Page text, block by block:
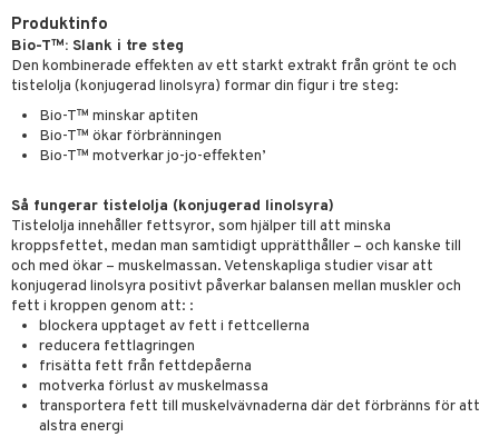
Produktinfo
Bio-T™: Slank i tre steg
Den kombinerade effekten av ett starkt extrakt från grönt te och
tistelolja (konjugerad linolsyra) formar din figur i tre steg:
Bio-T™ minskar aptiten
Bio-T™ ökar förbränningen
Bio-T™ motverkar jo-jo-effekten’
Så fungerar tistelolja (konjugerad linolsyra)
Tistelolja innehåller fettsyror, som hjälper till att minska
kroppsfettet, medan man samtidigt upprätthåller – och kanske till
och med ökar – muskelmassan. Vetenskapliga studier visar att
konjugerad linolsyra positivt påverkar balansen mellan muskler och
fett i kroppen genom att: :
blockera upptaget av fett i fettcellerna
reducera fettlagringen
frisätta fett från fettdepåerna
motverka förlust av muskelmassa
transportera fett till muskelvävnaderna där det förbränns för att
alstra energi
oljor
utan sol
K
svar